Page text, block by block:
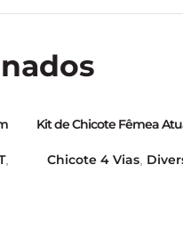
,
Kit de Chicote Fêmea
Veículos EFI/MPFI,
Chicote 4 Vias,